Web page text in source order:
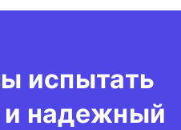
испытать
и надежный